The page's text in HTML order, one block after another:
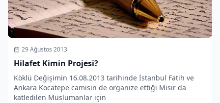
29 Ağustos 2013
Hilafet Kimin Projesi?
Köklü Değişimin 16.08.2013 tarihinde İstanbul Fatih ve
Ankara Kocatepe camisin de organize ettiği Mısır da
katledilen Müslümanlar için